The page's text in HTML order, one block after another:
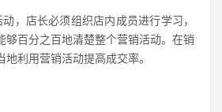
，店长必须组织店内成员进行学习，
够百分之百地清楚整个营销活动。在销
利用营销活动提高成交率。